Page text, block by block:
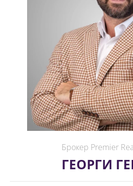
Брокер Premier
ГЕОРГИ